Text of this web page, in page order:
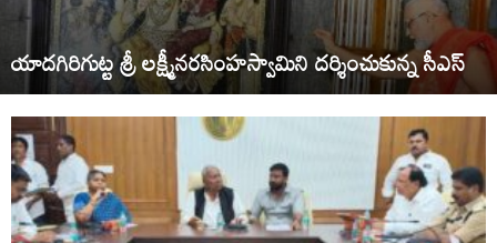
యాదగిరిగుట్ట శ్రీ లక్ష్మీనరసింహస్వామిని దర్శించుకున్న సీఎస్